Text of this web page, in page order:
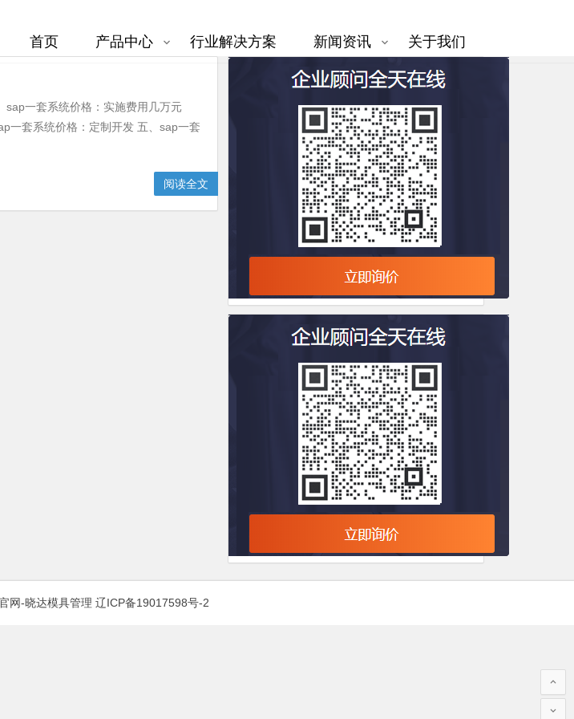
首页 产品中心 行业解决方案 新闻资讯 关于我们
sap一套系统价格：实施费用几万元
一套系统价格：定制开发 五、sap一套
阅读全文
网-晓达模具管理 辽ICP备19017598号-2